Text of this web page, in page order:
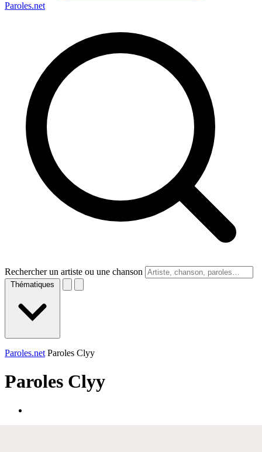
Paroles.net
Rechercher un artiste ou une chanson
Thématiques
Paroles.net Paroles Clyy
Paroles Clyy